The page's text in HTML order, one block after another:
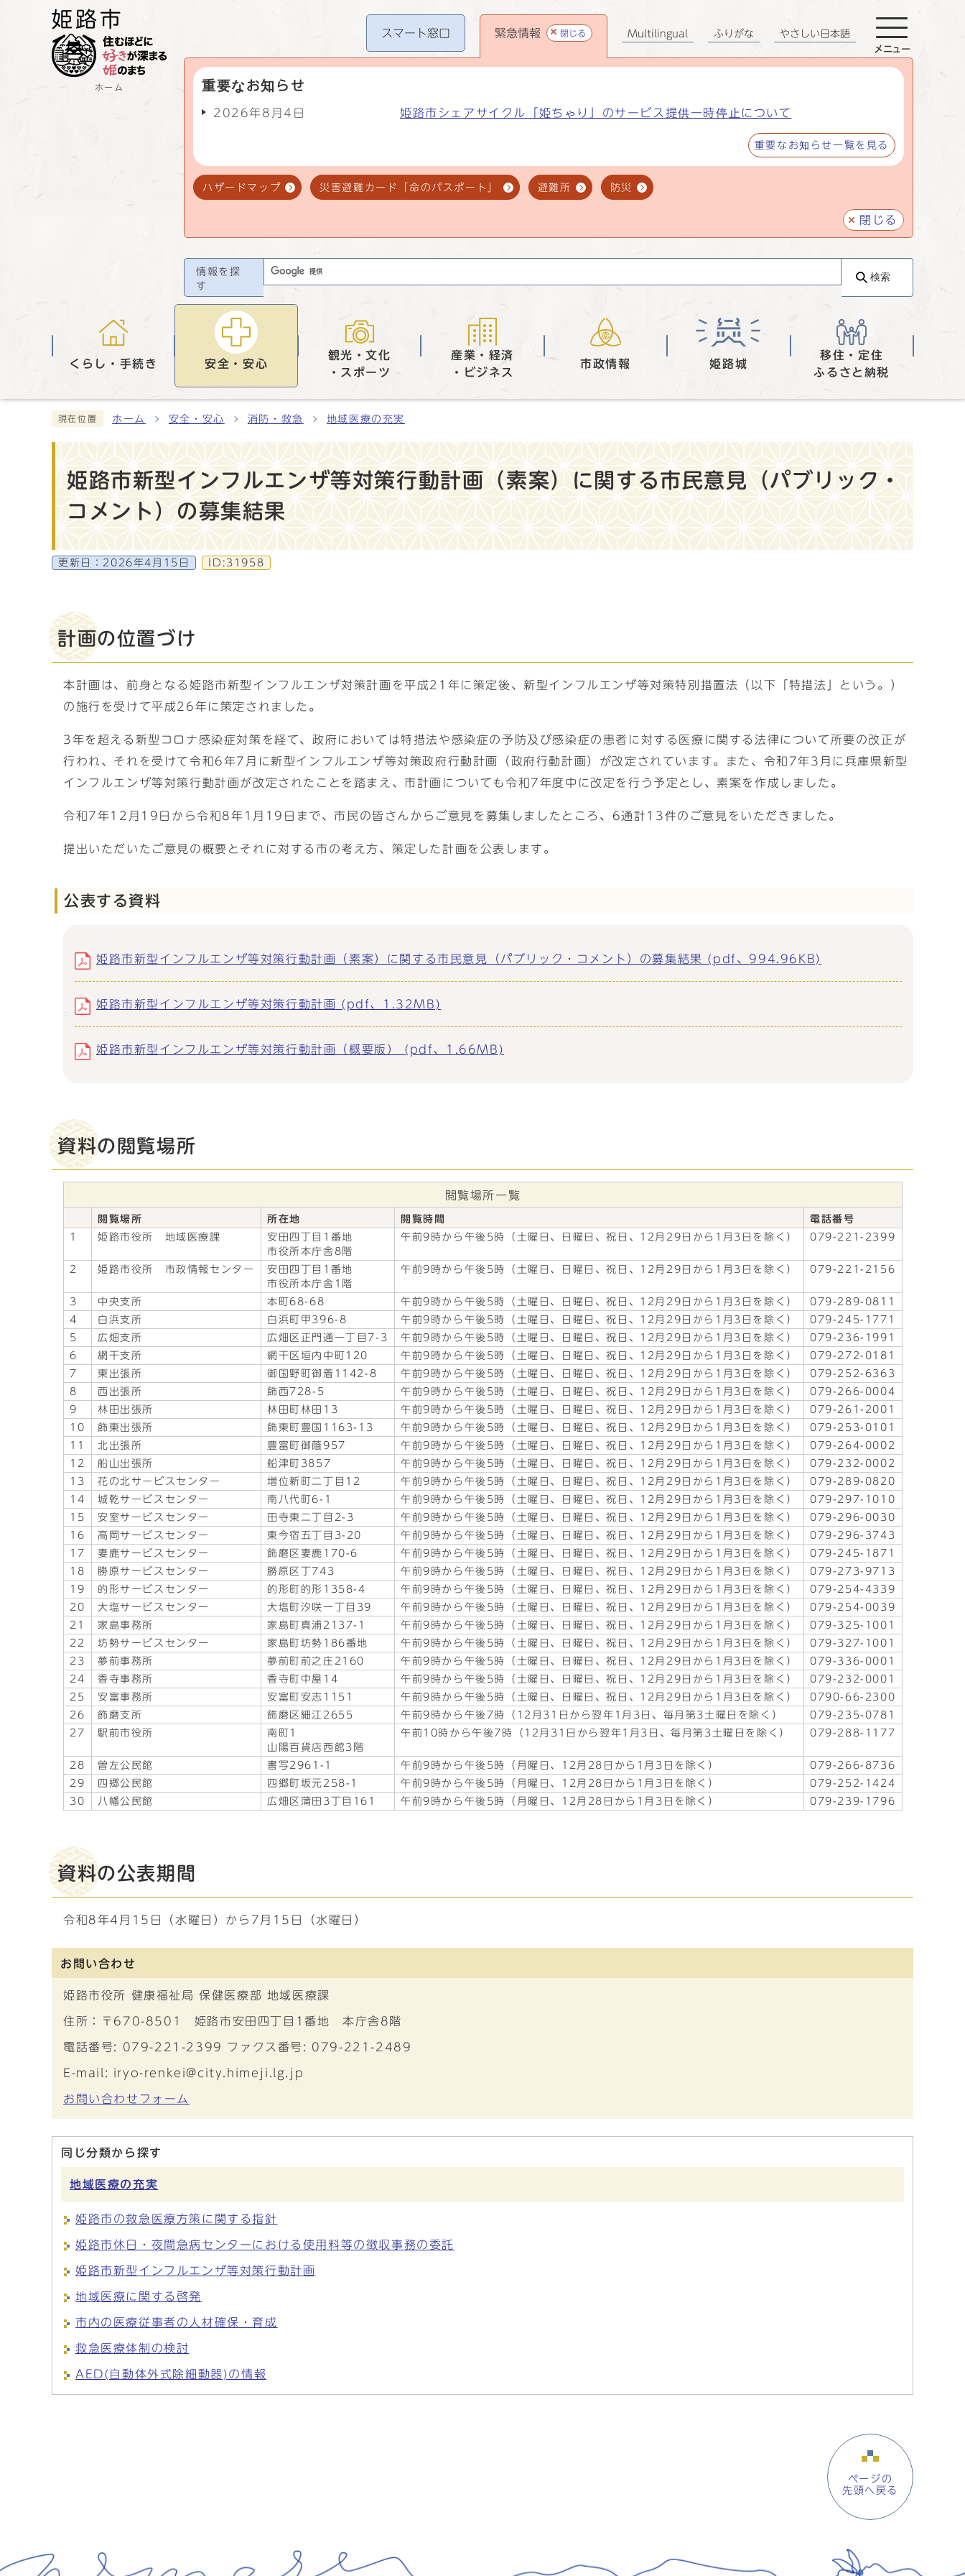
ホーム
スマート窓口 緊急情報 閉じる
重要なお知らせ
2026年8月4日 姫路市シェアサイクル「姫ちゃり」のサービス提供一時停止について
重要なお知らせ一覧を見る
ハザードマップ 災害避難カード「命のパスポート」 避難所 防災
閉じる
Multilingual ふりがな やさしい日本語
メニュー
情報を探
す
検索
くらし・手続き 安全・安心
観光・文化
・スポーツ
産業・経済
・ビジネス
市政情報 姫路城
移住・定住
ふるさと納税
現在位置 ホーム 安全・安心 消防・救急 地域医療の充実
姫路市新型インフルエンザ等対策行動計画（素案）に関する市民意見（パブリック・
コメント）の募集結果
更新日： 2026年4月15日 ID:31958
計画の位置づけ
本計画は、前身となる姫路市新型インフルエンザ対策計画を平成21年に策定後、新型インフルエンザ等対策特別措置法（以下「特措法」という。）
の施行を受けて平成26年に策定されました。
3年を超える新型コロナ感染症対策を経て、政府においては特措法や感染症の予防及び感染症の患者に対する医療に関する法律について所要の改正が
行われ、それを受けて令和6年7月に新型インフルエンザ等対策政府行動計画（政府行動計画）が改定されています。また、令和7年3月に兵庫県新型
インフルエンザ等対策行動計画が改定されたことを踏まえ、市計画についても令和7年度中に改定を行う予定とし、素案を作成しました。
令和7年12月19日から令和8年1月19日まで、市民の皆さんからご意見を募集しましたところ、6通計13件のご意見をいただきました。
提出いただいたご意見の概要とそれに対する市の考え方、策定した計画を公表します。
公表する資料
姫路市新型インフルエンザ等対策行動計画（素案）に関する市民意見（パブリック・コメント）の募集結果 (pdf、994.96KB)
姫路市新型インフルエンザ等対策行動計画 (pdf、1.32MB)
姫路市新型インフルエンザ等対策行動計画（概要版） (pdf、1.66MB)
資料の閲覧場所
閲覧場所一覧
閲覧場所 所在地 閲覧時間
電話番号
1
姫路市役所 地域医療課
安田四丁目1番地
市役所本庁舎8階
午前9時から午後5時（土曜日、日曜日、祝日、12月29日から1月3日を除く） 079-221-2399
2 姫路市役所 市政情報センター
安田四丁目1番地
市役所本庁舎1階
午前9時から午後5時（土曜日、日曜日、祝日、12月29日から1月3日を除く） 079-221-2156
3 中央支所 本町68-68 午前9時から午後5時（土曜日、日曜日、祝日、12月29日から1月3日を除く）
079-289-0811
4
白浜支所 白浜町甲396-8 午前9時から午後5時（土曜日、日曜日、祝日、12月29日から1月3日を除く）
079-245-1771
5
広畑支所 広畑区正門通一丁目7-3 午前9時から午後5時（土曜日、日曜日、祝日、12月29日から1月3日を除く）
079-236-1991
6
網干支所 網干区垣内中町120 午前9時から午後5時（土曜日、日曜日、祝日、12月29日から1月3日を除く）
079-272-0181
7
東出張所 御国野町御着1142-8 午前9時から午後5時（土曜日、日曜日、祝日、12月29日から1月3日を除く）
079-252-6363
8
西出張所 飾西728-5 午前9時から午後5時（土曜日、日曜日、祝日、12月29日から1月3日を除く）
079-266-0004
9
林田出張所 林田町林田13 午前9時から午後5時（土曜日、日曜日、祝日、12月29日から1月3日を除く）
079-261-2001
10
飾東出張所 飾東町豊国1163-13 午前9時から午後5時（土曜日、日曜日、祝日、12月29日から1月3日を除く）
079-253-0101
11
北出張所 豊富町御蔭957 午前9時から午後5時（土曜日、日曜日、祝日、12月29日から1月3日を除く）
079-264-0002
12
船山出張所 船津町3857 午前9時から午後5時（土曜日、日曜日、祝日、12月29日から1月3日を除く）
079-232-0002
13
花の北サービスセンター 増位新町二丁目12 午前9時から午後5時（土曜日、日曜日、祝日、12月29日から1月3日を除く）
079-289-0820
14
城乾サービスセンター 南八代町6-1 午前9時から午後5時（土曜日、日曜日、祝日、12月29日から1月3日を除く）
079-297-1010
15
安室サービスセンター 田寺東二丁目2-3 午前9時から午後5時（土曜日、日曜日、祝日、12月29日から1月3日を除く）
079-296-0030
16
高岡サービスセンター 東今宿五丁目3-20 午前9時から午後5時（土曜日、日曜日、祝日、12月29日から1月3日を除く）
079-296-3743
17
妻鹿サービスセンター 飾磨区妻鹿170-6 午前9時から午後5時（土曜日、日曜日、祝日、12月29日から1月3日を除く）
079-245-1871
18
勝原サービスセンター 勝原区丁743 午前9時から午後5時（土曜日、日曜日、祝日、12月29日から1月3日を除く）
079-273-9713
19
的形サービスセンター 的形町的形1358-4 午前9時から午後5時（土曜日、日曜日、祝日、12月29日から1月3日を除く）
079-254-4339
20
大塩サービスセンター 大塩町汐咲一丁目39 午前9時から午後5時（土曜日、日曜日、祝日、12月29日から1月3日を除く）
079-254-0039
21
家島事務所 家島町真浦2137-1 午前9時から午後5時（土曜日、日曜日、祝日、12月29日から1月3日を除く）
079-325-1001
22
坊勢サービスセンター 家島町坊勢186番地 午前9時から午後5時（土曜日、日曜日、祝日、12月29日から1月3日を除く）
079-327-1001
23
夢前事務所 夢前町前之庄2160 午前9時から午後5時（土曜日、日曜日、祝日、12月29日から1月3日を除く）
079-336-0001
24
香寺事務所 香寺町中屋14 午前9時から午後5時（土曜日、日曜日、祝日、12月29日から1月3日を除く）
079-232-0001
25
安富事務所 安富町安志1151 午前9時から午後5時（土曜日、日曜日、祝日、12月29日から1月3日を除く）
0790-66-2300
26
飾磨支所 飾磨区細江2655 午前9時から午後7時（12月31日から翌年1月3日、毎月第3土曜日を除く）
079-235-0781
27
駅前市役所
南町1
山陽百貨店西館3階
午前10時から午後7時（12月31日から翌年1月3日、毎月第3土曜日を除く） 079-288-1177
28 曽左公民館 書写2961-1 午前9時から午後5時（月曜日、12月28日から1月3日を除く）
079-266-8736
29
四郷公民館 四郷町坂元258-1 午前9時から午後5時（月曜日、12月28日から1月3日を除く）
079-252-1424
30
八幡公民館 広畑区蒲田3丁目161 午前9時から午後5時（月曜日、12月28日から1月3日を除く） 079-239-1796
資料の公表期間
令和8年4月15日（水曜日）から7月15日（水曜日）
お問い合わせ
姫路市役所 健康福祉局 保健医療部 地域医療課
住所：〒670-8501 姫路市安田四丁目1番地 本庁舎8階
電話番号: 079-221-2399 ファクス番号: 079-221-2489
E-mail: iryo-renkei@city.himeji.lg.jp
お問い合わせフォーム
同じ分類から探す
地域医療の充実
姫路市の救急医療方策に関する指針
姫路市休日・夜間急病センターにおける使用料等の徴収事務の委託
姫路市新型インフルエンザ等対策行動計画
地域医療に関する啓発
市内の医療従事者の人材確保・育成
救急医療体制の検討
AED(自動体外式除細動器)の情報
ページの
先頭へ戻る